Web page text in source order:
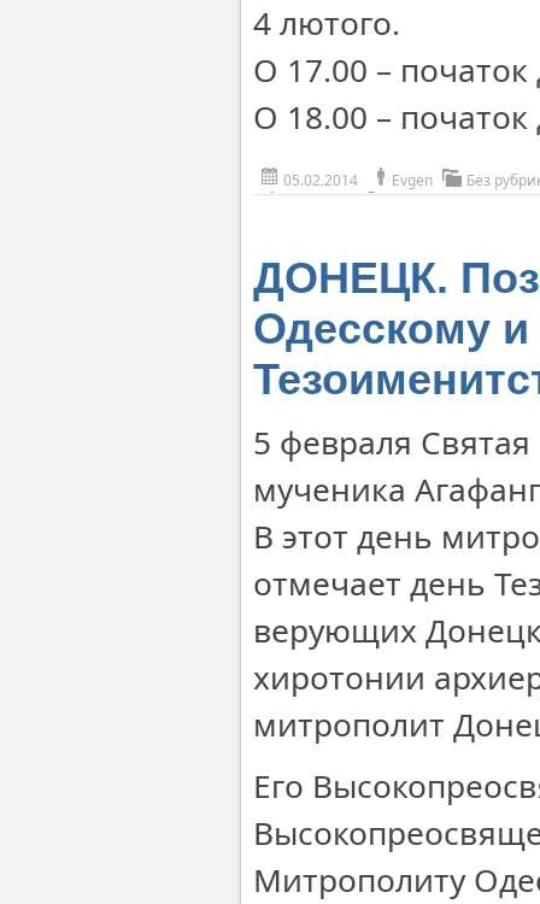
4 лютого.
О 17.00 – початок
О 18.00 – початок
05.02.2014 Evgen Без
ДОНЕЦК.
Одесскому
5 февраля
мученика
В этот день
отмечает день
верующих
хиротонии
митрополит
Его
Митрополиту